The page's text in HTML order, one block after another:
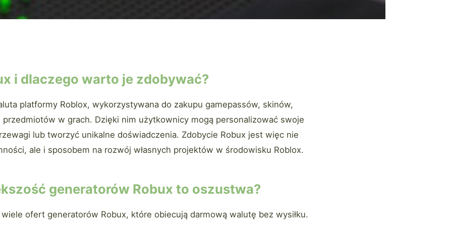
i dlaczego warto je zdobywać?
platformy Roblox, wykorzystywana do zakupu gamepassów, skinów,
w grach. Dzięki nim użytkownicy mogą personalizować swoje
lub tworzyć unikalne doświadczenia. Zdobycie Robux jest więc nie
ale i sposobem na rozwój własnych projektów w środowisku Roblox.
generatorów Robux to oszustwa?
ofert generatorów Robux, które obiecują darmową walutę bez wysiłku.